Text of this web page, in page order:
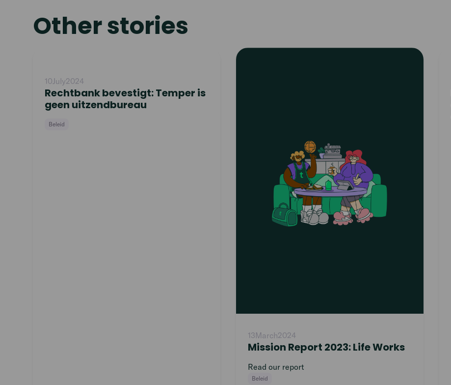
Other stories
10July2024
Rechtbank bevestigt: Temper is
geen uitzendbureau
Beleid
13March2024
Mission Report 2023: Life Works
Read our report
Beleid
Read